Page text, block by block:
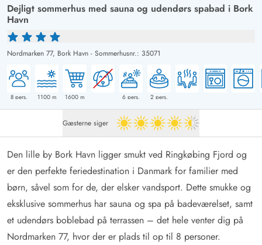
Dejligt sommerhus med sauna og udendørs spabad i Bork
Havn
Nordmarken 77, Bork Havn - Sommerhusnr.: 35071
8pers. 1100m 1600 m 6 pers. 2 pers.
Gæsterne siger 4.5 ud af 5
Den lille by Bork Havn ligger smukt ved Ringkøbing Fjord og
er den perfekte feriedestination i Danmark for familier med
børn, såvel som for de, der elsker vandsport. Dette smukke og
eksklusive sommerhus har sauna og spa på badeværelset, samt
et udendørs boblebad på terrassen – det hele venter dig på
Nordmarken 77, hvor der er plads til op til 8 personer.